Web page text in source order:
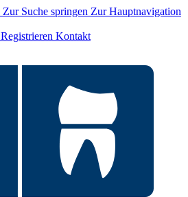
Zur Suche springen Zur Hauptnavigation
Registrieren Kontakt